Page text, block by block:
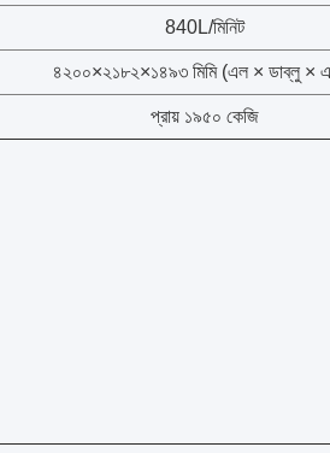
840L/মিনিট
৪২০০×২১৮২×১৪৯৩ মিমি (এল × ডাব্লু ×
প্রায় ১৯৫০ কেজি